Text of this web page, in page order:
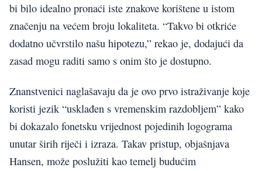
bi bilo idealno pronaći iste znakove korištene u istom
značenju na većem broju lokaliteta. “Takvo bi otkriće
dodatno učvrstilo našu hipotezu,” rekao je, dodajući da
zasad mogu raditi samo s onim što je dostupno.
Znanstvenici naglašavaju da je ovo prvo istraživanje koje
koristi jezik “usklađen s vremenskim razdobljem” kako
bi dokazalo fonetsku vrijednost pojedinih logograma
unutar širih riječi i izraza. Takav pristup, objašnjava
Hansen, može poslužiti kao temelj budućim